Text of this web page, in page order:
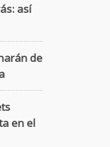
así
de
en el